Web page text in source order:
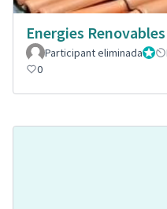
Energies Renovables
Participant eliminada
0